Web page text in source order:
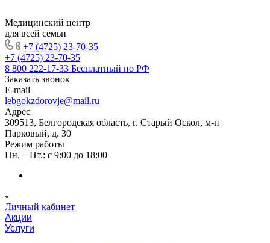
Медицинский центр
для всей семьи
+7 (4725) 23-70-35
+7 (4725) 23-70-35
8 800 222-17-33 Бесплатный по РФ
Заказать звонок
E-mail
lebgokzdorovje@mail.ru
Адрес
309513, Белгородская область, г. Старый Оскол, м-н
Парковый, д. 30
Режим работы
Пн. – Пт.: с 9:00 до 18:00
Личный кабинет
Акции
Услуги